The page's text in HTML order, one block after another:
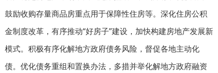
鼓励收购存量商品房重点用于保障性住房等。深化住房公积
金制度改革，有序推动“好房子”建设，加快构建房地产发展新
模式。积极有序化解地方政府债务风险，督促各地主动化
债。优化债务重组和置换办法，多措并举化解地方政府融资